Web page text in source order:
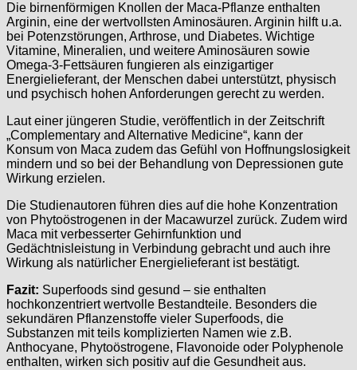
Die birnenförmigen Knollen der Maca-Pflanze enthalten
Arginin, eine der wertvollsten Aminosäuren. Arginin hilft u.a.
bei Potenzstörungen, Arthrose, und Diabetes. Wichtige
Vitamine, Mineralien, und weitere Aminosäuren sowie
Omega-3-Fettsäuren fungieren als einzigartiger
Energielieferant, der Menschen dabei unterstützt, physisch
und psychisch hohen Anforderungen gerecht zu werden.
Laut einer jüngeren Studie, veröffentlich in der Zeitschrift
„Complementary and Alternative Medicine“, kann der
Konsum von Maca zudem das Gefühl von Hoffnungslosigkeit
mindern und so bei der Behandlung von Depressionen gute
Wirkung erzielen.
Die Studienautoren führen dies auf die hohe Konzentration
von Phytoöstrogenen in der Macawurzel zurück. Zudem wird
Maca mit verbesserter Gehirnfunktion und
Gedächtnisleistung in Verbindung gebracht und auch ihre
Wirkung als natürlicher Energielieferant ist bestätigt.
Fazit: Superfoods sind gesund – sie enthalten
hochkonzentriert wertvolle Bestandteile. Besonders die
sekundären Pflanzenstoffe vieler Superfoods, die
Substanzen mit teils komplizierten Namen wie z.B.
Anthocyane, Phytoöstrogene, Flavonoide oder Polyphenole
enthalten, wirken sich positiv auf die Gesundheit aus.